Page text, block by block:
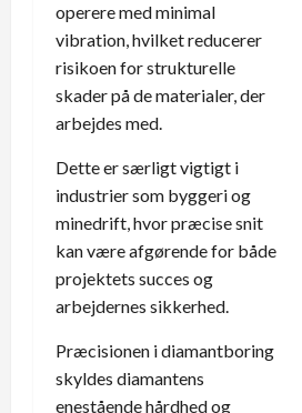
operere med minimal
vibration, hvilket reducerer
risikoen for strukturelle
skader på de materialer, der
arbejdes med.
Dette er særligt vigtigt i
industrier som byggeri og
minedrift, hvor præcise snit
kan være afgørende for både
projektets succes og
arbejdernes sikkerhed.
Præcisionen i diamantboring
skyldes diamantens
enestående hårdhed og